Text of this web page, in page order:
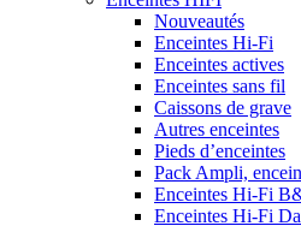
Nouveautés
Enceintes Hi-Fi
Enceintes actives
Enceintes sans fil
Caissons de grave
Autres enceintes
Pieds d’enceintes
Pack Ampli,
Enceintes Hi-Fi
Enceintes Hi-Fi